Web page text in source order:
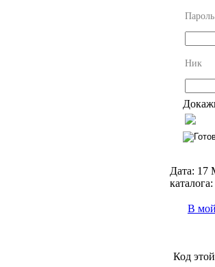
Пароль
Ник
Дата: 17
каталога:
В
Код